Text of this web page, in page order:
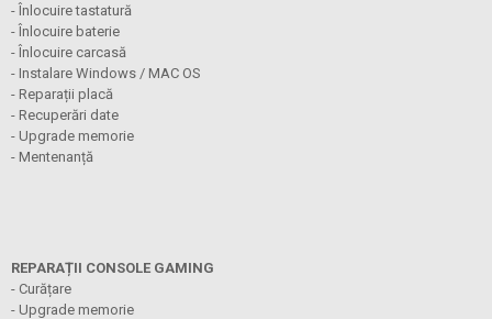
- Înlocuire tastatură
- Înlocuire baterie
- Înlocuire carcasă
- Instalare Windows / MAC OS
- Reparații placă
- Recuperări date
- Upgrade memorie
- Mentenanță
REPARAȚII CONSOLE GAMING
- Curățare
- Upgrade memorie